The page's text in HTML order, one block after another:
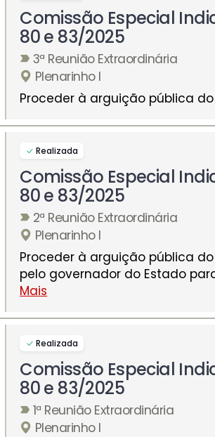
Comissão Especial
80 e 83/2025
3ª Reunião Extraordinária
Plenarinho I
Proceder à arguição pública
Realizada
Comissão Especial
80 e 83/2025
2ª Reunião Extraordinária
Plenarinho I
Proceder à arguição pública
pelo governador do Estado
Mais
Realizada
Comissão Especial
80 e 83/2025
1ª Reunião Extraordinária
Plenarinho I